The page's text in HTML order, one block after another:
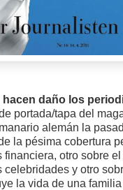
hacen daño los
portada/tapa del
alemán la
la pésima cobertura
financiera, otro sobre
celebridades y otro
la vida de una